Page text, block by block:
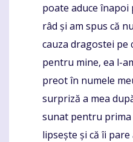
poate aduce înapoi
râd și am spus că
cauza dragostei pe
pentru mine, ea l-
preot în numele
surpriză a mea
sunat pentru prima
lipsește și că îi